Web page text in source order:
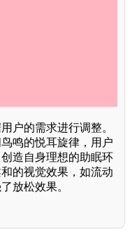
户的需求进行调整。
鸣的悦耳旋律，用户
造自身理想的助眠环
的视觉效果，如流动
放松效果。